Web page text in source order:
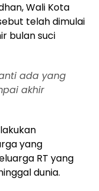
Wali Kota
telah dimulai
bulan suci
ada yang
akhir
yang
RT yang
dunia.